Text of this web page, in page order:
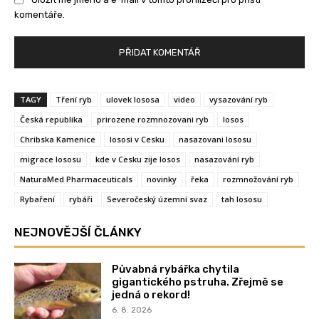
komentáře.
TAGY Tření ryb ulovek lososa video
vysazování ryb
Česká republika
prirozene rozmnozovani ryb
losos
Chribska Kamenice
lososi v Cesku
nasazovani lososu
migrace lososu
kde v Cesku zije losos
nasazování ryb
NaturaMed Pharmaceuticals
novinky řeka
rozmnožování ryb
Rybaření
rybáři Severočeský územní svaz tah lososu
NEJNOVĚJŠÍ ČLÁNKY
Půvabná rybářka chytila
gigantického pstruha. Zřejmě se
jedná o rekord!
6. 8. 2026